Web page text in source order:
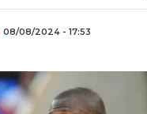
08/08/2024 - 17:53